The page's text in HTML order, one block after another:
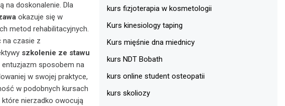
na doskonalenie. Dla
okazuje się w
metod rehabilitacyjnych.
na czasie z
szkolenie ze stawu
entuzjazm sposobem na
w swojej praktyce,
w podobnych kursach
nierzadko owocują
kurs fizjoterapia w kosmetologii
Kurs kinesiology taping
Kurs mięśnie dna miednicy
kurs NDT Bobath
kurs online student osteopatii
kurs skoliozy